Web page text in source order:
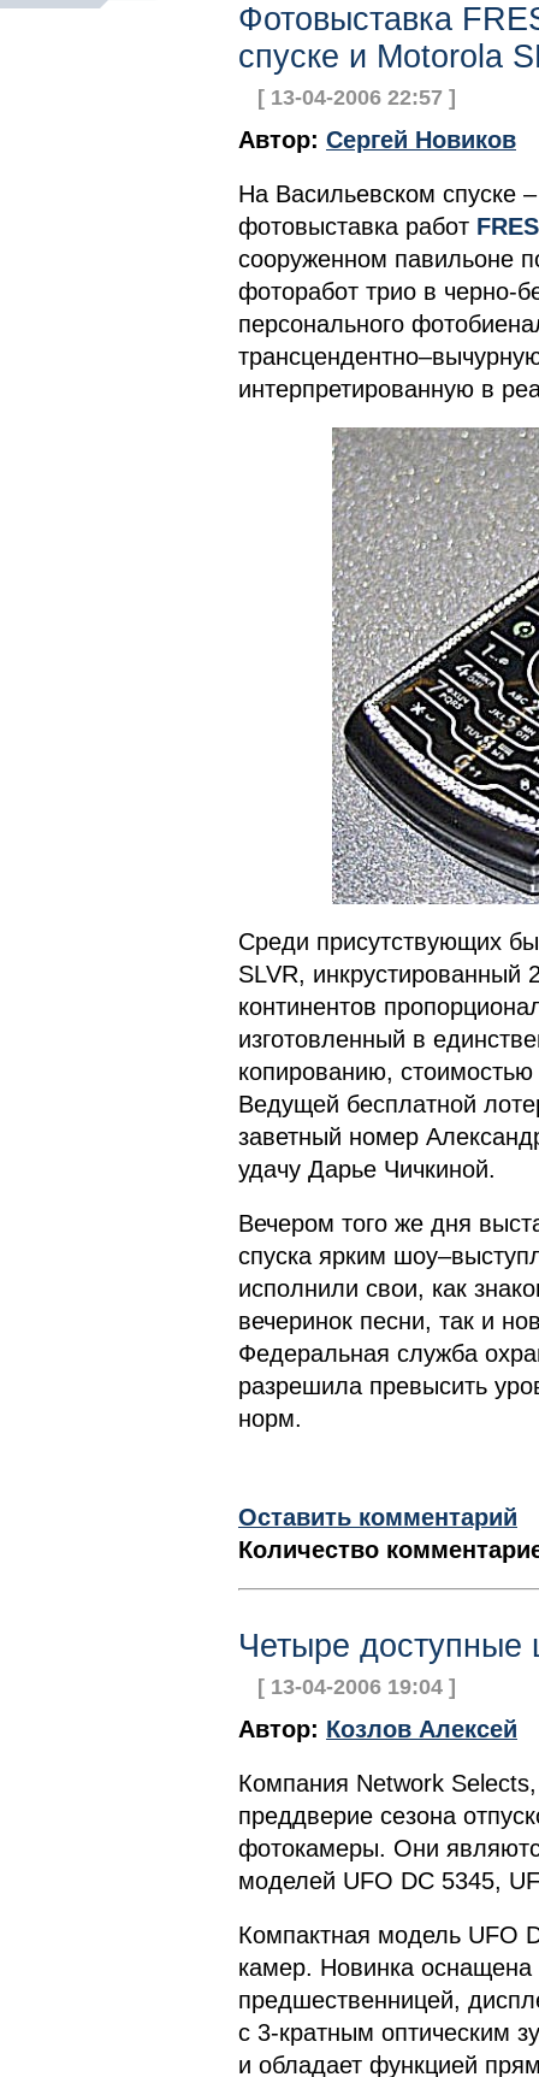
Фотовыставка
спуске и Motorola
[ 13-04-2006 22:57 ]
Автор: Сергей Новиков
На Васильевском спуске
фотовыставка работ
сооруженном павильоне
фоторабот трио в черно-
персонального
интерпретированную в
Среди присутствующих
SLVR, инкрустированный
континентов
изготовленный в
копированию,
Ведущей бесплатной
заветный номер
удачу Дарье Чичкиной.
Вечером того же дня
спуска ярким
исполнили свои, как
вечеринок песни, так и
Федеральная служба
разрешила превысить
норм.
Оставить комментарий
Количество
Четыре
[ 13-04-2006 19:04 ]
Автор: Козлов Алексей
Компания Network
преддверие сезона
фотокамеры. Они
моделей UFO DC 5345,
Компактная модель UFO
камер. Новинка
предшественницей,
с 3-кратным оптическим
и обладает функцией